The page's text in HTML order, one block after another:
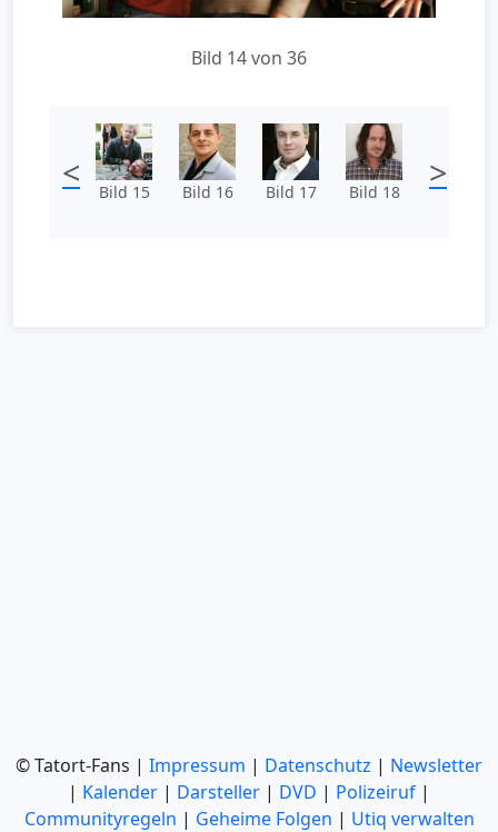
Bild 14 von 36
< Bild 15 Bild 16 Bild 17 Bild 18 >
© Tatort-Fans | Impressum | Datenschutz | Newsletter
| Kalender | Darsteller | DVD | Polizeiruf |
Communityregeln | Geheime Folgen | Utiq verwalten